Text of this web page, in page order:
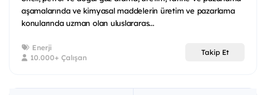
aşamalarında ve kimyasal maddelerin üretim ve pazarlama
konularında uzman olan uluslararas...
Enerji
10.000+ Çalışan
Takip Et